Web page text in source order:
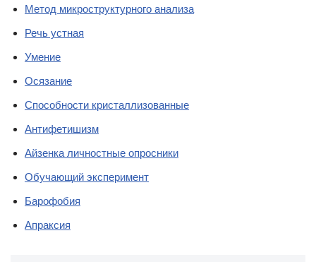
Метод микроструктурного анализа
Речь устная
Умение
Осязание
Способности кристаллизованные
Антифетишизм
Айзенка личностные опросники
Обучающий эксперимент
Барофобия
Апраксия